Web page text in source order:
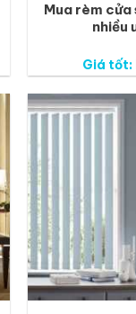
Mua rèm cửa
nhiều
Giá tốt: